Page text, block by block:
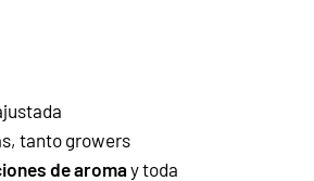
tanto growers
de aromay toda